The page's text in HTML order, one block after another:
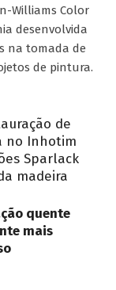
Williams Color
desenvolvida
na tomada de
de pintura.
de
no Inhotim
Sparlack
madeira
quente
mais